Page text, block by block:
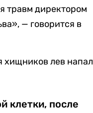
травм директором
— говорится в
хищников лев напал
клетки, после